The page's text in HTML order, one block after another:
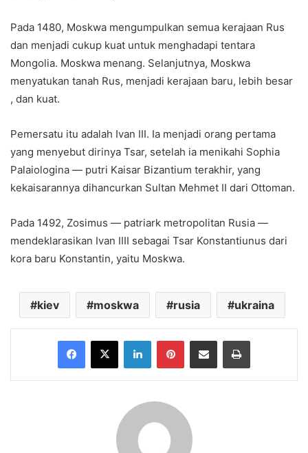
Pada 1480, Moskwa mengumpulkan semua kerajaan Rus
dan menjadi cukup kuat untuk menghadapi tentara
Mongolia. Moskwa menang. Selanjutnya, Moskwa
menyatukan tanah Rus, menjadi kerajaan baru, lebih besar
, dan kuat.
Pemersatu itu adalah Ivan III. Ia menjadi orang pertama
yang menyebut dirinya Tsar, setelah ia menikahi Sophia
Palaiologina — putri Kaisar Bizantium terakhir, yang
kekaisarannya dihancurkan Sultan Mehmet II dari Ottoman.
Pada 1492, Zosimus — patriark metropolitan Rusia —
mendeklarasikan Ivan IIII sebagai Tsar Konstantiunus dari
kora baru Konstantin, yaitu Moskwa.
kiev moskwa rusia ukraina
Facebook
X LinkedInPinterestShare via Email Print